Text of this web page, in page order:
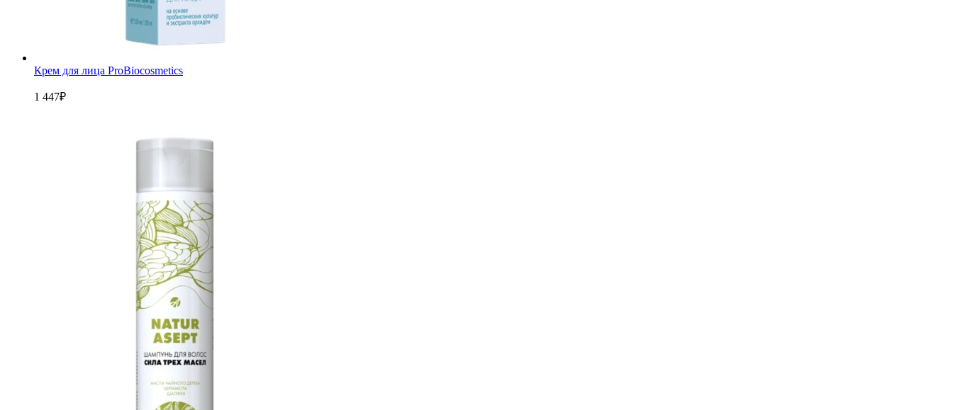
Крем для лица ProBiocosmetics
1 447₽